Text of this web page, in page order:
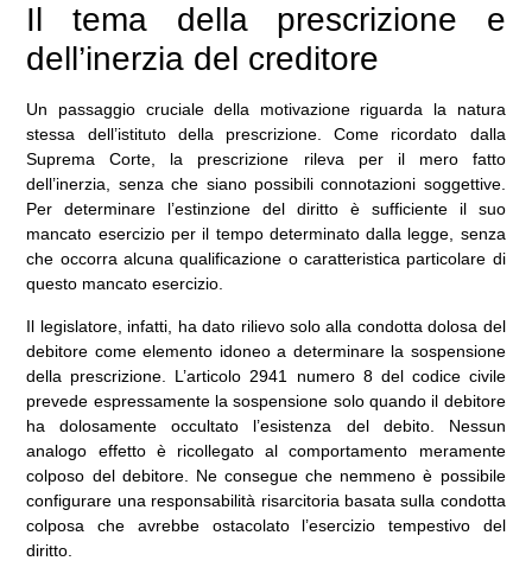
Il tema della prescrizione e
dell’inerzia del creditore
Un passaggio cruciale della motivazione riguarda la natura
stessa dell’istituto della prescrizione. Come ricordato dalla
Suprema Corte, la prescrizione rileva per il mero fatto
dell’inerzia, senza che siano possibili connotazioni soggettive.
Per determinare l’estinzione del diritto è sufficiente il suo
mancato esercizio per il tempo determinato dalla legge, senza
che occorra alcuna qualificazione o caratteristica particolare di
questo mancato esercizio.
Il legislatore, infatti, ha dato rilievo solo alla condotta dolosa del
debitore come elemento idoneo a determinare la sospensione
della prescrizione. L’articolo 2941 numero 8 del codice civile
prevede espressamente la sospensione solo quando il debitore
ha dolosamente occultato l’esistenza del debito. Nessun
analogo effetto è ricollegato al comportamento meramente
colposo del debitore. Ne consegue che nemmeno è possibile
configurare una responsabilità risarcitoria basata sulla condotta
colposa che avrebbe ostacolato l’esercizio tempestivo del
diritto.